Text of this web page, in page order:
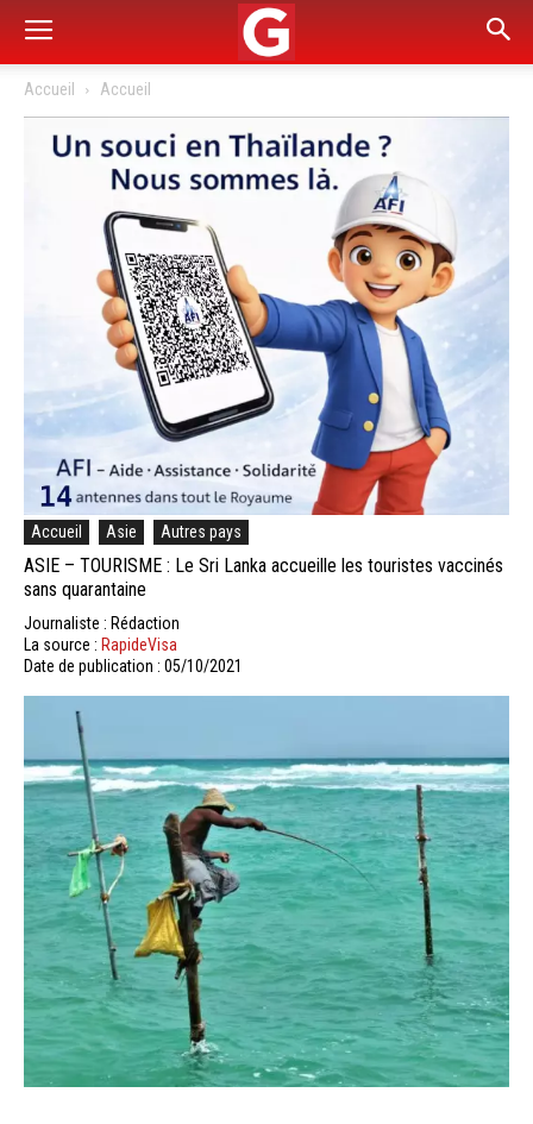
Accueil Accueil
Accueil Asie Autres pays
ASIE – TOURISME : Le Sri Lanka accueille les touristes vaccinés
sans quarantaine
Journaliste : Rédaction
La source : RapideVisa
Date de publication : 05/10/2021